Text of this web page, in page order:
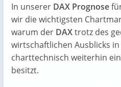
In unserer DAX Prognose
wir die wichtigsten
warum der DAXtrotz des
wirtschaftlichen Ausblicks
charttechnisch weiterhin ein
besitzt.